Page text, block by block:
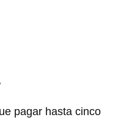
pagar hasta cinco